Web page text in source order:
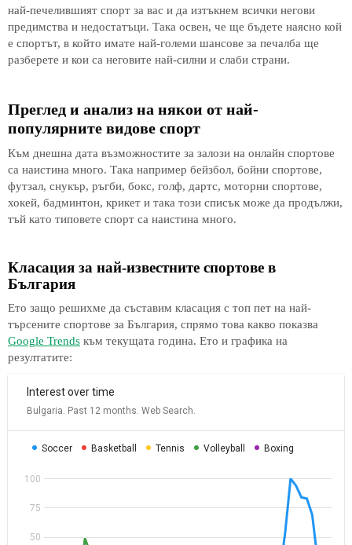
най-печелившият спорт за вас и да изтъкнем всички негови
предимства и недостатъци. Така освен, че ще бъдете наясно кой
е спортът, в който имате най-големи шансове за печалба ще
разберете и кои са неговите най-силни и слаби страни.
Преглед и анализ на някои от най-
популярните видове спорт
Към днешна дата възможностите за залози на онлайн спортове
са наистина много. Така например бейзбол, бойни спортове,
футзал, снукър, ръгби, бокс, голф, дартс, моторни спортове,
хокей, бадминтон, крикет и така този списък може да продължи,
тъй като типовете спорт са наистина много.
Класация за най-известните спортове в
България
Ето защо решихме да съставим класация с топ пет на най-
търсените спортове за България, спрямо това какво показва
Google Trends към текущата година. Ето и графика на
резултатите: